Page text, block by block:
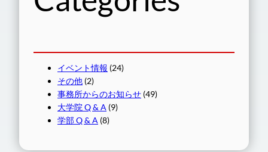
イベント情報 (24)
その他 (2)
事務所からのお知らせ (49)
大学院 Q & A (9)
学部 Q & A (8)